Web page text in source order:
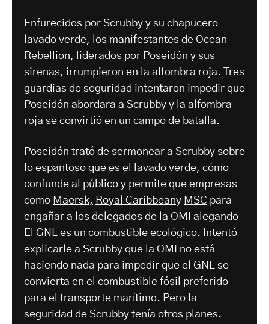
Enfurecidos por Scrubby y su chapucero
lavado verde, los manifestantes de Ocean
Rebellion, liderados por Poseidón y sus
sirenas, irrumpieron en la alfombra roja. Tres
guardias de seguridad intentaron impedir que
Poseidón abordara a Scrubby y la alfombra
roja se convirtió en un campo de batalla.
Poseidón trató de sermonear a Scrubby sobre
lo espantoso que es el lavado verde, cómo
confunde al público y permite que empresas
como Maersk, Royal Caribbeany MSC para
engañar a los delegados de la OMI alegando
El GNL es un combustible ecológico. Intentó
explicarle a Scrubby que la OMI no está
haciendo nada para impedir que el GNL se
convierta en el combustible fósil preferido
para el transporte marítimo. Pero la
seguridad de Scrubby tenía otros planes.